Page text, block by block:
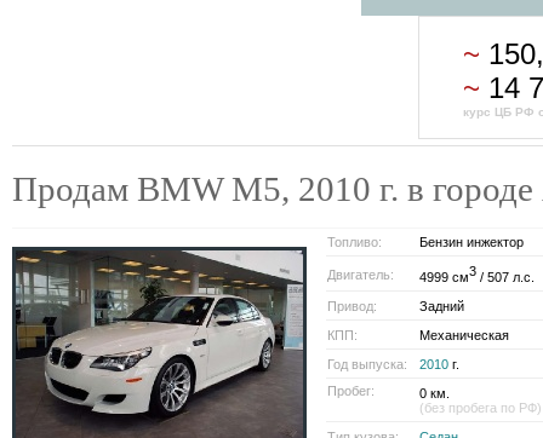
~
~ 14
курс ЦБ РФ
Продам BMW M5, 2010 г. в
Топливо: Бензин инжектор
Двигатель: 4999 см3 / 507 л.с.
Привод:
Задний
КПП:
Механическая
Год выпуска:
2010 г.
Пробег:
0 км.
(без пробега по РФ)